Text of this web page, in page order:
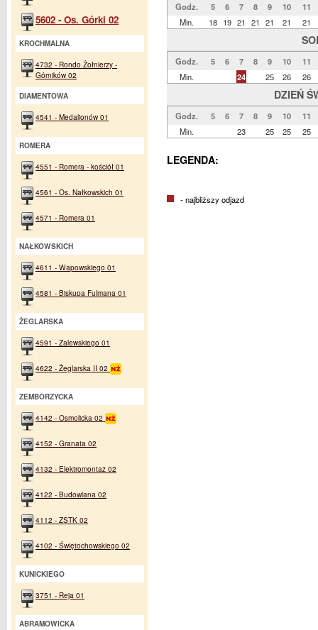
Godz. 5 6 7 8 9 10
11
Min.
18 19 21 21 21 21 21
Godz. 5 6 7 8 9 10
11
Min.
24 25 26 26
DZIEŃ
Godz. 5 6 7 8 9 10
11
Min.
23 25 25 25
LEGENDA:
- najbliższy odjazd
5602 - Os. Górki 02
KROCHMALNA
4732 - Rondo Żołnierzy -
Górników 02
DIAMENTOWA
4541 - Medalionów 01
ROMERA
4551 - Romera - kościół 01
4561 - Os. Nałkowskich 01
4571 - Romera 01
NAŁKOWSKICH
4611 - Wapowskiego 01
4581 - Biskupa Fulmana 01
ŻEGLARSKA
4591 - Zalewskiego 01
4622 - Żeglarska II 02
ZEMBORZYCKA
4142 - Osmolicka 02
4152 - Granata 02
4132 - Elektromontaż 02
4122 - Budowlana 02
4112 - ZSTK 02
4102 - Świętochowskiego 02
KUNICKIEGO
3751 - Reja 01
ABRAMOWICKA